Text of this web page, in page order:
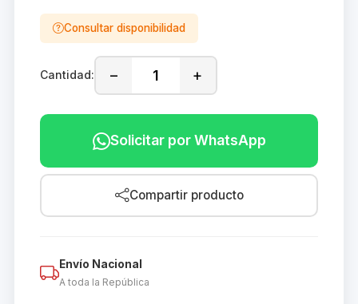
Consultar disponibilidad
Cantidad: − +
Solicitar por WhatsApp
Compartir producto
Envío Nacional
A toda la República